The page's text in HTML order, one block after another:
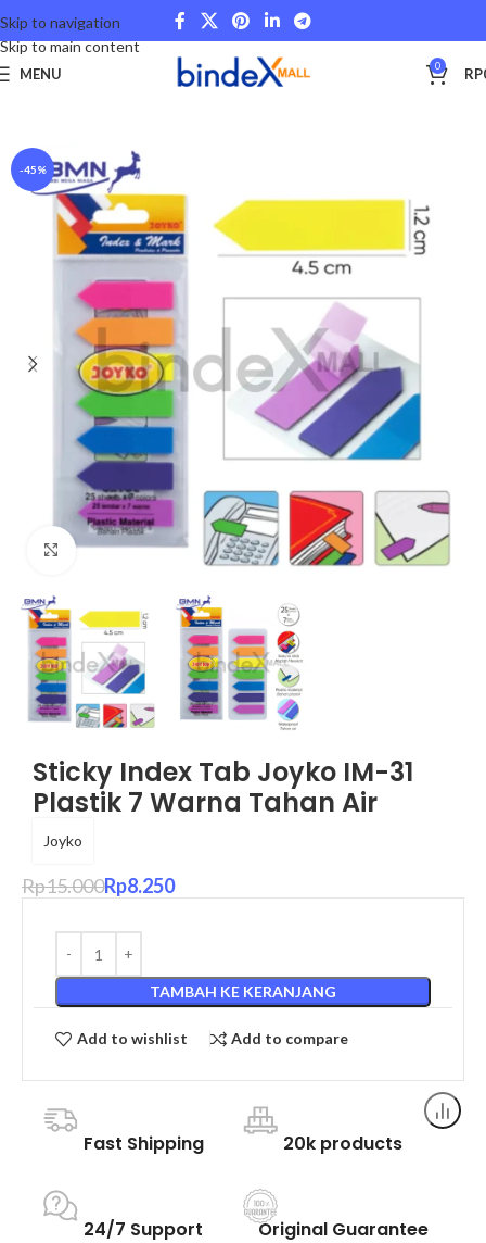
Skip to navigation
Skip to main content
MENU 0 RP
Beranda Stationery and Fancy School and College
-45%
Click to enlarge
Sticky Index Tab Joyko IM-31
Plastik 7 Warna Tahan Air
Joyko
Rp15.000Rp8.250
TAMBAH KE KERANJANG
Add to wishlist Add to compare
Fast Shipping 20k products
24/7 Support Original Guarantee